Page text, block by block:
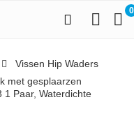
0
Vissen Hip Waders
met gesplaarzen
Paar, Waterdichte